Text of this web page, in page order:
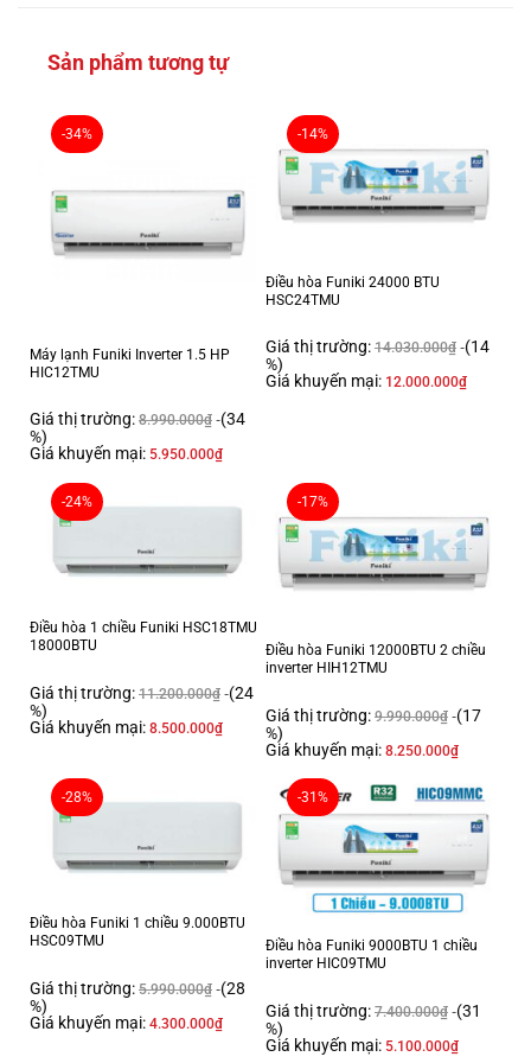
Thông tin sản phẩm
1 chiều (chỉ làm lạnh)
Inverter:
Có Inverter
Phạm vi làm lạnh hiệu quả:
Từ 30 – 40m² (từ 80 đến 120m³)
Độ ồn trung bình (được đo trong phòng thí nghiệm):
Dàn lạnh: 34 dB – Dàn nóng: 46 dB
Dòng sản phẩm:
2022
Sản xuất tại:
Thời gian bảo hành cục lạnh, cục nóng:
Thời gian bảo hành máy nén:
Chất liệu dàn tản nhiệt:
Ống dẫn gas bằng Đồng – Lá tản nhiệt bằng Nhôm được phủ lớp
Golden Fin
R-32
Mức tiêu thụ điện năng
Nhãn năng lượng:
5 sao (Hiệu suất năng lượng 5.47)
Công nghệ tiết kiệm điện:
InverterEco
Sản phẩm tương tự
-34%
Máy lạnh Funiki Inverter 1.5 HP
HIC12TMU
Giá thị trường: 8.990.000₫ (34
%)
Giá khuyến mại: 5.950.000₫
-14%
Điều hòa Funiki 24000 BTU
HSC24TMU
Giá thị trường: 14.030.000₫ (14
%)
Giá khuyến mại: 12.000.000₫
-24%
Điều hòa 1 chiều Funiki HSC18TMU
18000BTU
Giá thị trường: 11.200.000₫ (24
%)
Giá khuyến mại: 8.500.000₫
-17%
Điều hòa Funiki 12000BTU 2 chiều
inverter HIH12TMU
Giá thị trường: 9.990.000₫ (17
%)
Giá khuyến mại: 8.250.000₫
-28%
Điều hòa Funiki 1 chiều 9.000BTU
HSC09TMU
Giá thị trường: 5.990.000₫ (28
%)
Giá khuyến mại: 4.300.000₫
-31%
Điều hòa Funiki 9000BTU 1 chiều
inverter HIC09TMU
Giá thị trường: 7.400.000₫ (31
%)
Giá khuyến mại: 5.100.000₫